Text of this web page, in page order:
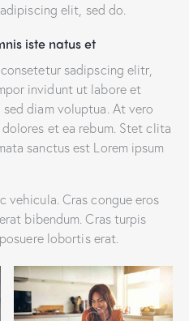
elit, sed do.
iste natus et
sadipscing elitr,
invidunt ut labore et
diam voluptua. At vero
et ea rebum. Stet clita
sanctus est Lorem ipsum
vehicula. Cras congue eros
bibendum. Cras turpis
lobortis erat.